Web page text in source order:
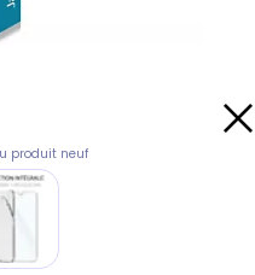
produit neuf